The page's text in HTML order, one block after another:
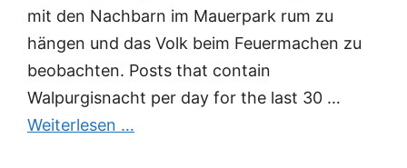
mit den Nachbarn im Mauerpark rum zu
hängen und das Volk beim Feuermachen zu
beobachten. Posts that contain
Walpurgisnacht per day for the last 30 …
Weiterlesen …